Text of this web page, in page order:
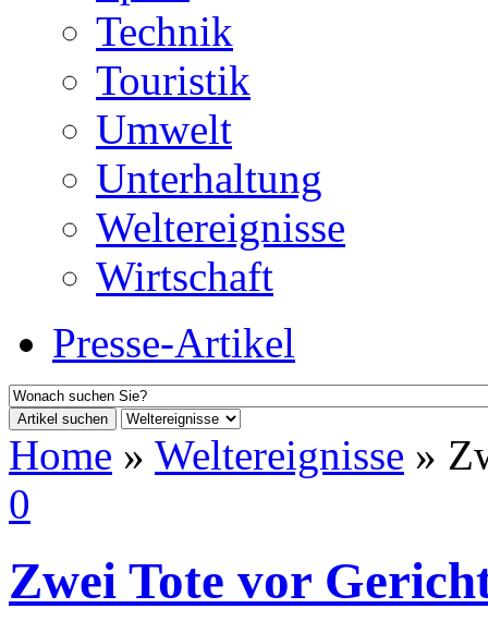
Technik
Touristik
Umwelt
Unterhaltung
Weltereignisse
Wirtschaft
Presse-Artikel
Artikel suchen
Home » Weltereignisse »
0
Zwei Tote vor